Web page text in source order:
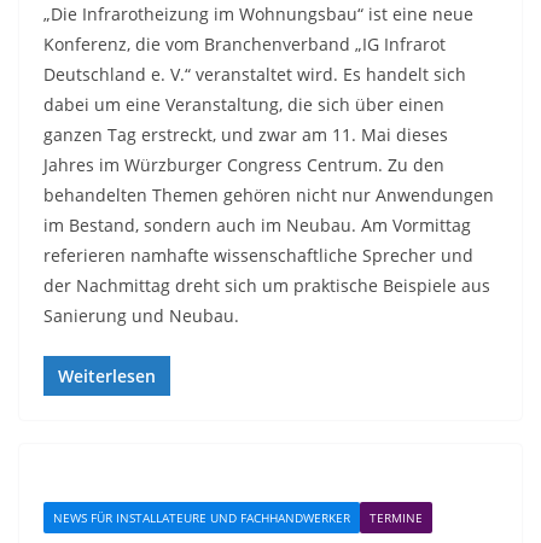
„Die Infrarotheizung im Wohnungsbau“ ist eine neue
Konferenz, die vom Branchenverband „IG Infrarot
Deutschland e. V.“ veranstaltet wird. Es handelt sich
dabei um eine Veranstaltung, die sich über einen
ganzen Tag erstreckt, und zwar am 11. Mai dieses
Jahres im Würzburger Congress Centrum. Zu den
behandelten Themen gehören nicht nur Anwendungen
im Bestand, sondern auch im Neubau. Am Vormittag
referieren namhafte wissenschaftliche Sprecher und
der Nachmittag dreht sich um praktische Beispiele aus
Sanierung und Neubau.
Weiterlesen
NEWS FÜR INSTALLATEURE UND FACHHANDWERKER TERMINE